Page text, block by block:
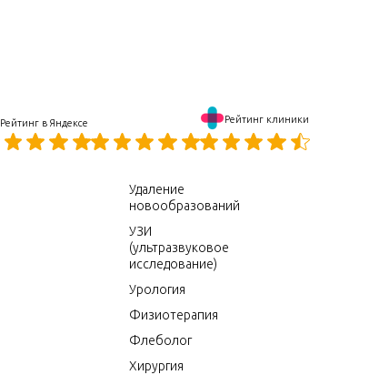
Рейтинг в Яндексе Рейтинг клиники
Удаление
новообразований
УЗИ
(ультразвуковое
исследование)
Урология
Физиотерапия
Флеболог
Хирургия